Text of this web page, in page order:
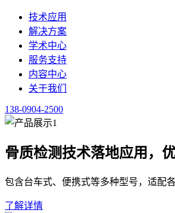
技术应用
解决方案
学术中心
服务支持
内容中心
关于我们
138-0904-2500
骨质检测技术落地应用，
包含台车式、便携式等多种型号，适配
了解详情